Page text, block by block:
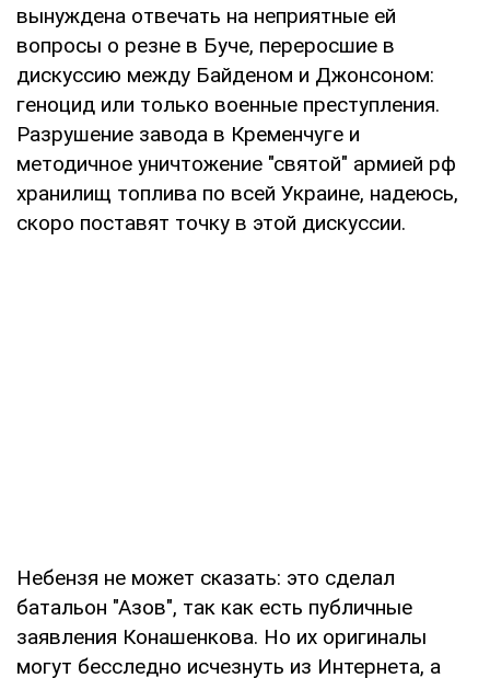
вынуждена отвечать на неприятные ей
вопросы о резне в Буче, переросшие в
дискуссию между Байденом и Джонсоном:
геноцид или только военные преступления.
Разрушение завода в Кременчуге и
методичное уничтожение "святой" армией рф
хранилищ топлива по всей Украине, надеюсь,
скоро поставят точку в этой дискуссии.
Небензя не может сказать: это сделал
батальон "Азов", так как есть публичные
заявления Конашенкова. Но их оригиналы
могут бесследно исчезнуть из Интернета, а